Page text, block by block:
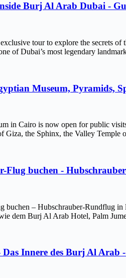
Burj Al Arab Dubai -
tour to explore the secrets
of Dubai’s most legendary
Museum, Pyramids,
in Cairo is now open for public
Giza, the Sphinx, the Valley
Flug buchen -
buchen – Hubschrauber-Rundflug
dem Burj Al Arab Hotel, Palm
Innere des Burj Al Arab